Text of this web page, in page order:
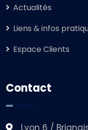
Actualités
Liens & infos
Espace Clients
Contact
Lyon 6 /